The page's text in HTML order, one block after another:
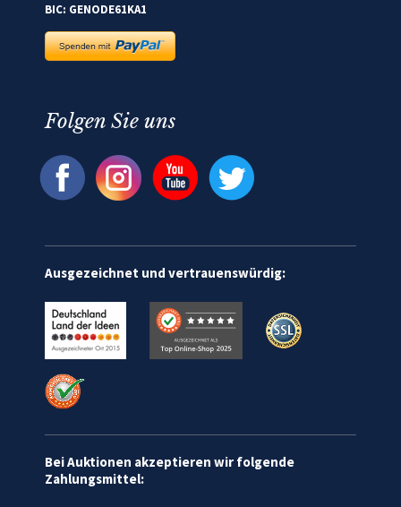
BIC: GENODE61KA1
Folgen Sie uns
Ausgezeichnet und vertrauenswürdig:
Bei Auktionen akzeptieren wir folgende
Zahlungsmittel: